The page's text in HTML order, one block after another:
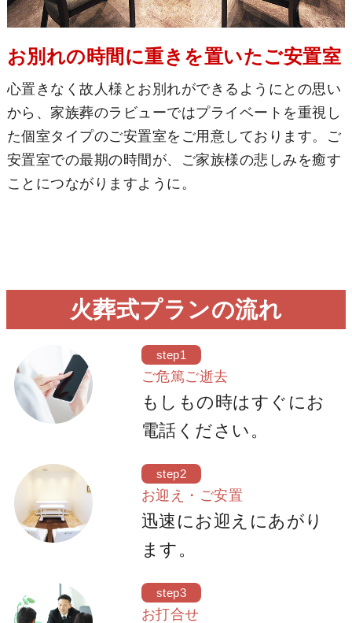
お別れの時間に重きを置いたご安置室
心置きなく故人様とお別れができるようにとの思い
から、家族葬のラビューではプライベートを重視し
た個室タイプのご安置室をご用意しております。ご
安置室での最期の時間が、ご家族様の悲しみを癒す
ことにつながりますように。
火葬式プランの流れ
step1
ご危篤ご逝去
もしもの時はすぐにお
電話ください。
step2
お迎え・ご安置
迅速にお迎えにあがり
ます。
step3
お打合せ